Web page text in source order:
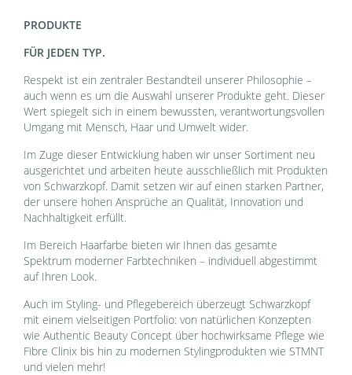
PRODUKTE
FÜR JEDEN TYP.
Respekt ist ein zentraler Bestandteil unserer Philosophie –
auch wenn es um die Auswahl unserer Produkte geht. Dieser
Wert spiegelt sich in einem bewussten, verantwortungsvollen
Umgang mit Mensch, Haar und Umwelt wider.
Im Zuge dieser Entwicklung haben wir unser Sortiment neu
ausgerichtet und arbeiten heute ausschließlich mit Produkten
von Schwarzkopf. Damit setzen wir auf einen starken Partner,
der unsere hohen Ansprüche an Qualität, Innovation und
Nachhaltigkeit erfüllt.
Im Bereich Haarfarbe bieten wir Ihnen das gesamte
Spektrum moderner Farbtechniken – individuell abgestimmt
auf Ihren Look.
Auch im Styling- und Pflegebereich überzeugt Schwarzkopf
mit einem vielseitigen Portfolio: von natürlichen Konzepten
wie Authentic Beauty Concept über hochwirksame Pflege wie
Fibre Clinix bis hin zu modernen Stylingprodukten wie STMNT
und vielen mehr!